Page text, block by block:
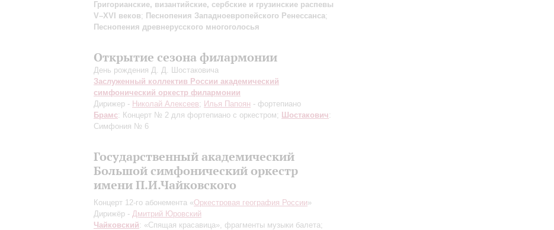
Григорианские, византийские, сербские и грузинские распевы
V–XVI веков; Песнопения Западноевропейского Ренессанса;
Песнопения древнерусского многоголосья
Открытие сезона филармонии
День рождения Д. Д. Шостаковича
Заслуженный коллектив России академический
симфонический оркестр филармонии
Дирижер - Николай Алексеев; Илья Папоян - фортепиано
Брамс: Концерт № 2 для фортепиано с оркестром; Шостакович:
Симфония № 6
Государственный академический
Большой симфонический оркестр
имени П.И.Чайковского
Концерт 12-го абонемента «Оркестровая география России»
Дирижёр - Дмитрий Юровский
Чайковский: «Спящая красавица», фрагменты музыки балета;